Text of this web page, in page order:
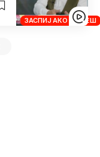
ЗАСПИЈ АКО МОЖЕШ